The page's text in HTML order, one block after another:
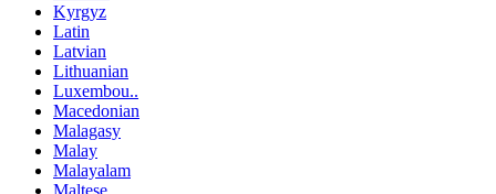
Kyrgyz
Latin
Latvian
Lithuanian
Luxembou..
Macedonian
Malagasy
Malay
Malayalam
Maltese